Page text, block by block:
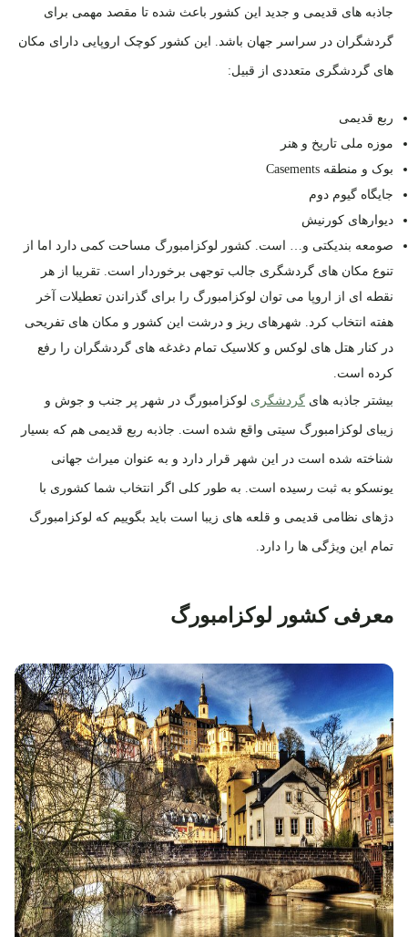
جاذبه های قدیمی و جدید این کشور باعث شده تا مقصد مهمی برای
گردشگران در سراسر جهان باشد. این کشور کوچک اروپایی دارای مکان
های گردشگری متعددی از قبیل:
ربع قدیمی
موزه ملی تاریخ و هنر
بوک و منطقه Casements
جایگاه گیوم دوم
دیوارهای کورنیش
صومعه بندیکتی و… است. کشور لوکزامبورگ مساحت کمی دارد اما از
تنوع مکان های گردشگری جالب توجهی برخوردار است. تقریبا از هر
نقطه ای از اروپا می توان لوکزامبورگ را برای گذراندن تعطیلات آخر
هفته انتخاب کرد. شهرهای ریز و درشت این کشور و مکان های تفریحی
در کنار هتل های لوکس و کلاسیک تمام دغدغه های گردشگران را رفع
کرده است.
بیشتر جاذبه های گردشگری لوکزامبورگ در شهر پر جنب و جوش و
زیبای لوکزامبورگ سیتی واقع شده است. جاذبه ربع قدیمی هم که بسیار
شناخته شده است در این شهر قرار دارد و به عنوان میراث جهانی
یونسکو به ثبت رسیده است. به طور کلی اگر انتخاب شما کشوری با
دژهای نظامی قدیمی و قلعه های زیبا است باید بگوییم که لوکزامبورگ
تمام این ویژگی ها را دارد.
معرفی کشور لوکزامبورگ